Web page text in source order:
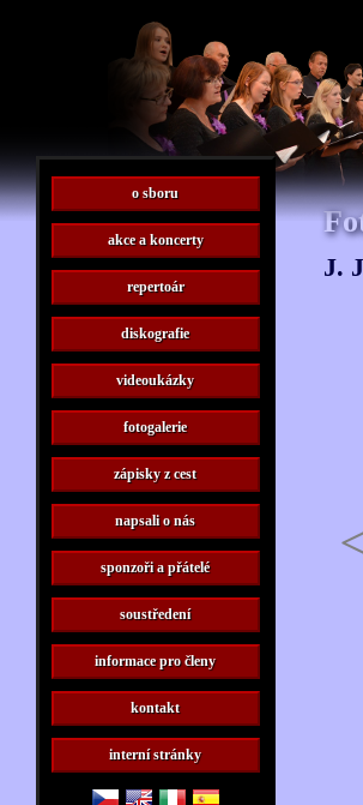
J.
o sboru
akce a koncerty
repertoár
diskografie
videoukázky
fotogalerie
zápisky z cest
napsali o nás
sponzoři a přátelé
soustředení
informace pro členy
kontakt
interní stránky